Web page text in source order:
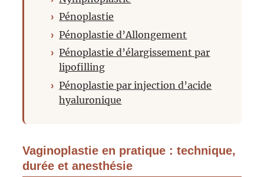
Pénoplastie
Pénoplastie d’Allongement
Pénoplastie d’élargissement par
lipofilling
Pénoplastie par injection d’acide
hyaluronique
Vaginoplastie en pratique : technique,
durée et anesthésie